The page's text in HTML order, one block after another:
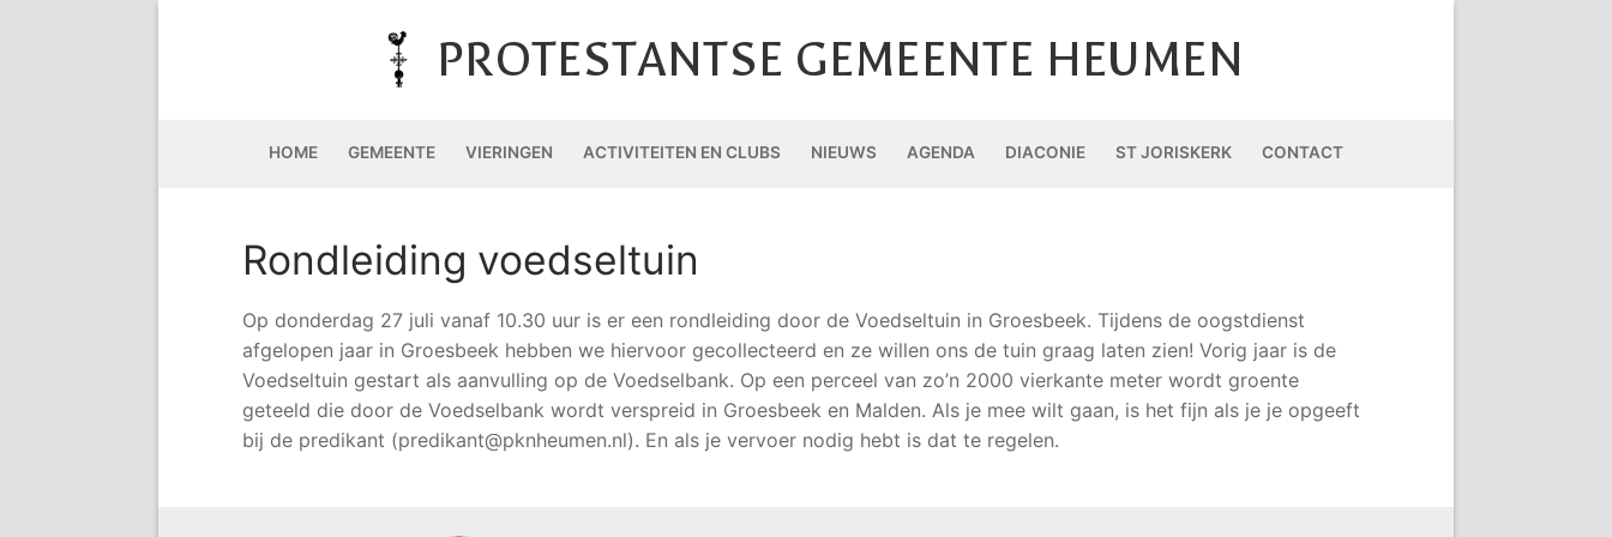
PROTESTANTSE GEMEENTE HEUMEN
HOME GEMEENTE VIERINGEN ACTIVITEITEN EN CLUBS NIEUWS AGENDA DIACONIE ST JORISKERK CONTACT
Rondleiding voedseltuin
Op donderdag 27 juli vanaf 10.30 uur is er een rondleiding door de Voedseltuin in Groesbeek. Tijdens de oogstdienst
afgelopen jaar in Groesbeek hebben we hiervoor gecollecteerd en ze willen ons de tuin graag laten zien! Vorig jaar is de
Voedseltuin gestart als aanvulling op de Voedselbank. Op een perceel van zo’n 2000 vierkante meter wordt groente
geteeld die door de Voedselbank wordt verspreid in Groesbeek en Malden. Als je mee wilt gaan, is het fijn als je je opgeeft
bij de predikant (predikant@pknheumen.nl). En als je vervoer nodig hebt is dat te regelen.